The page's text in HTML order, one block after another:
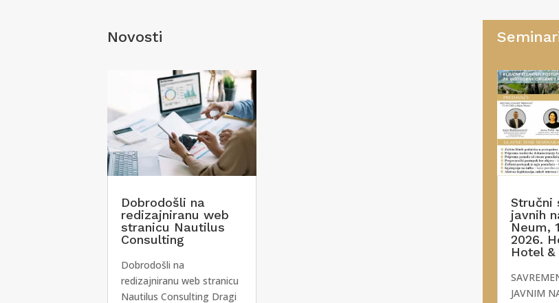
Novosti
Dobrodošli na
redizajniranu web
stranicu Nautilus
Consulting
Dobrodošli na
redizajniranu web stranicu
Nautilus Consulting Dragi
Stručni
javnih
Neum,
2026.
Hotel &
JAVNIM